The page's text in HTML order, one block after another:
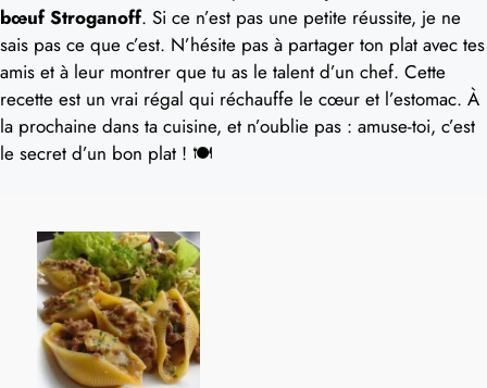
bœuf Stroganoff. Si ce n’est pas une petite réussite, je ne
sais pas ce que c’est. N’hésite pas à partager ton plat avec tes
amis et à leur montrer que tu as le talent d’un chef. Cette
recette est un vrai régal qui réchauffe le cœur et l’estomac. À
la prochaine dans ta cuisine, et n’oublie pas : amuse-toi, c’est
le secret d’un bon plat ! 🍽️